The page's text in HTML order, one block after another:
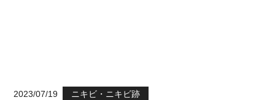
2023/07/19 ニキビ・ニキビ跡